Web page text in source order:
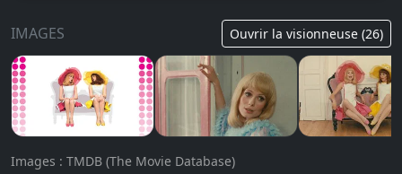
IMAGES Ouvrir la visionneuse (26)
Images : TMDB (The Movie Database)